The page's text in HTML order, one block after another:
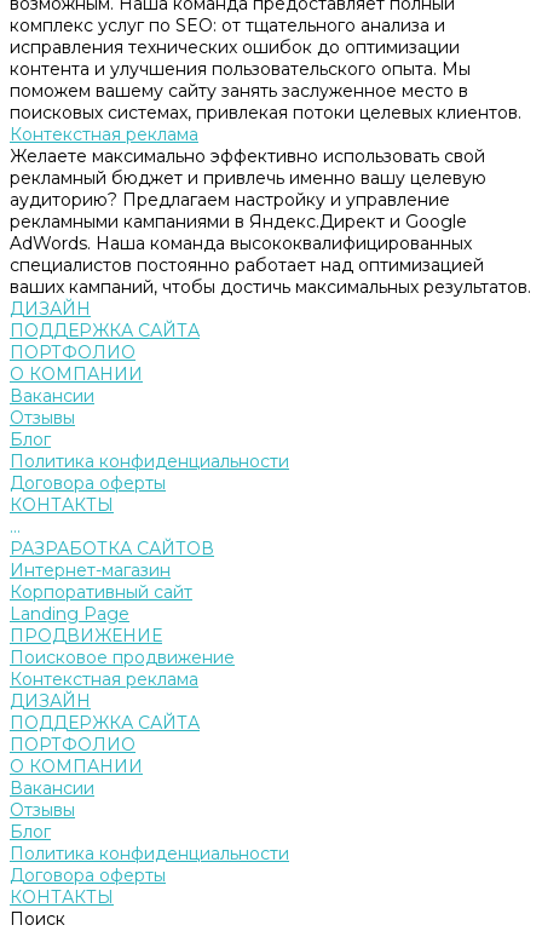
комплекс услуг по SEO: от тщательного анализа и
исправления технических ошибок до оптимизации
контента и улучшения пользовательского опыта. Мы
поможем вашему сайту занять заслуженное место в
поисковых системах, привлекая потоки целевых клиентов.
Контекстная реклама
Желаете максимально эффективно использовать свой
рекламный бюджет и привлечь именно вашу целевую
аудиторию? Предлагаем настройку и управление
рекламными кампаниями в Яндекс.Директ и Google
AdWords. Наша команда высококвалифицированных
специалистов постоянно работает над оптимизацией
ваших кампаний, чтобы достичь максимальных результатов.
ДИЗАЙН
ПОДДЕРЖКА САЙТА
ПОРТФОЛИО
О КОМПАНИИ
Вакансии
Отзывы
Блог
Политика конфиденциальности
Договора оферты
КОНТАКТЫ
...
РАЗРАБОТКА САЙТОВ
Интернет-магазин
Корпоративный сайт
Landing Page
ПРОДВИЖЕНИЕ
Поисковое продвижение
Контекстная реклама
ДИЗАЙН
ПОДДЕРЖКА САЙТА
ПОРТФОЛИО
О КОМПАНИИ
Вакансии
Отзывы
Блог
Политика конфиденциальности
Договора оферты
КОНТАКТЫ
Поиск